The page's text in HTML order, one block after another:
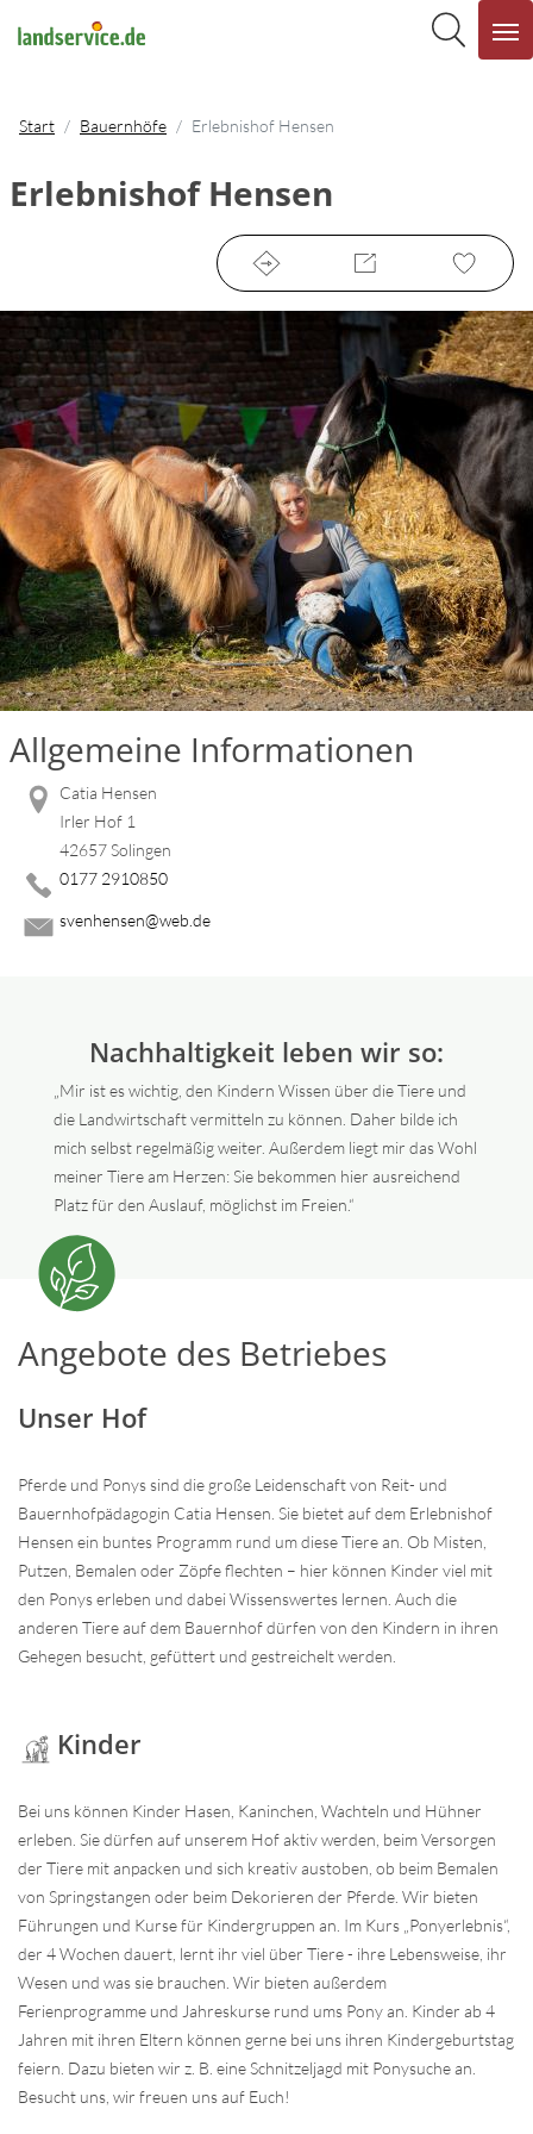
Start Bauernhöfe Erlebnishof Hensen
Erlebnishof Hensen
Allgemeine Informationen
Catia Hensen
Irler Hof 1
42657 Solingen
0177 2910850
svenhensen@web.de
Nachhaltigkeit leben wir so:
„Mir ist es wichtig, den Kindern Wissen über die Tiere und
die Landwirtschaft vermitteln zu können. Daher bilde ich
mich selbst regelmäßig weiter. Außerdem liegt mir das Wohl
meiner Tiere am Herzen: Sie bekommen hier ausreichend
Platz für den Auslauf, möglichst im Freien.“
Angebote des Betriebes
Unser Hof
Pferde und Ponys sind die große Leidenschaft von Reit- und
Bauernhofpädagogin Catia Hensen. Sie bietet auf dem Erlebnishof
Hensen ein buntes Programm rund um diese Tiere an. Ob Misten,
Putzen, Bemalen oder Zöpfe flechten – hier können Kinder viel mit
den Ponys erleben und dabei Wissenswertes lernen. Auch die
anderen Tiere auf dem Bauernhof dürfen von den Kindern in ihren
Gehegen besucht, gefüttert und gestreichelt werden.
Kinder
Bei uns können Kinder Hasen, Kaninchen, Wachteln und Hühner
erleben. Sie dürfen auf unserem Hof aktiv werden, beim Versorgen
der Tiere mit anpacken und sich kreativ austoben, ob beim Bemalen
von Springstangen oder beim Dekorieren der Pferde. Wir bieten
Führungen und Kurse für Kindergruppen an. Im Kurs „Ponyerlebnis“,
der 4 Wochen dauert, lernt ihr viel über Tiere - ihre Lebensweise, ihr
Wesen und was sie brauchen. Wir bieten außerdem
Ferienprogramme und Jahreskurse rund ums Pony an. Kinder ab 4
Jahren mit ihren Eltern können gerne bei uns ihren Kindergeburtstag
feiern. Dazu bieten wir z. B. eine Schnitzeljagd mit Ponysuche an.
Besucht uns, wir freuen uns auf Euch!